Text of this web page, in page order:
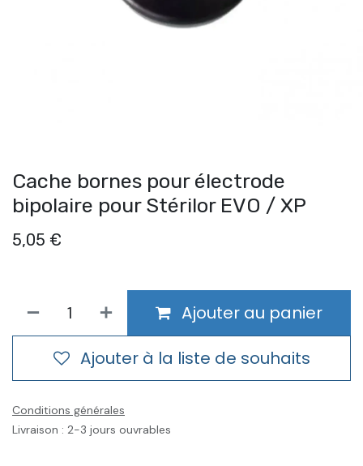
Cache bornes pour électrode
bipolaire pour Stérilor EVO / XP
5,05 €
Ajouter au panier
Ajouter à la liste de souhaits
Conditions générales
Livraison : 2-3 jours ouvrables